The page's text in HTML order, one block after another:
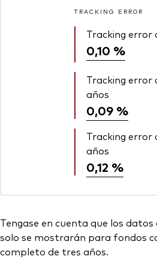
TRACKING ERROR
Tracking error
0,10 %
Tracking error
años
0,09 %
Tracking error
años
0,12 %
Tengase en cuenta que los
solo se mostrarán para fondos
completo de tres años.